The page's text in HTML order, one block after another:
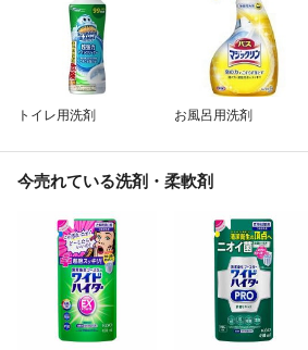
トイレ用洗剤 お風呂用洗剤
今売れている洗剤・柔軟剤